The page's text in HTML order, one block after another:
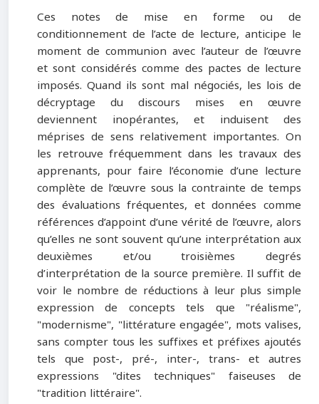
Ces notes de mise en forme ou de
conditionnement de l’acte de lecture, anticipe le
moment de communion avec l’auteur de l’œuvre
et sont considérés comme des pactes de lecture
imposés. Quand ils sont mal négociés, les lois de
décryptage du discours mises en œuvre
deviennent inopérantes, et induisent des
méprises de sens relativement importantes. On
les retrouve fréquemment dans les travaux des
apprenants, pour faire l’économie d’une lecture
complète de l’œuvre sous la contrainte de temps
des évaluations fréquentes, et données comme
références d’appoint d’une vérité de l’œuvre, alors
qu’elles ne sont souvent qu’une interprétation aux
deuxièmes et/ou troisièmes degrés
d’interprétation de la source première. Il suffit de
voir le nombre de réductions à leur plus simple
expression de concepts tels que "réalisme",
"modernisme", "littérature engagée", mots valises,
sans compter tous les suffixes et préfixes ajoutés
tels que post-, pré-, inter-, trans- et autres
expressions "dites techniques" faiseuses de
"tradition littéraire".